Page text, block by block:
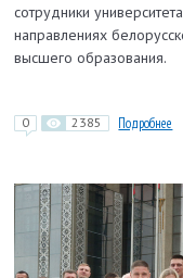
сотрудники
направлениях
высшего образования.
0 2385 Подробнее